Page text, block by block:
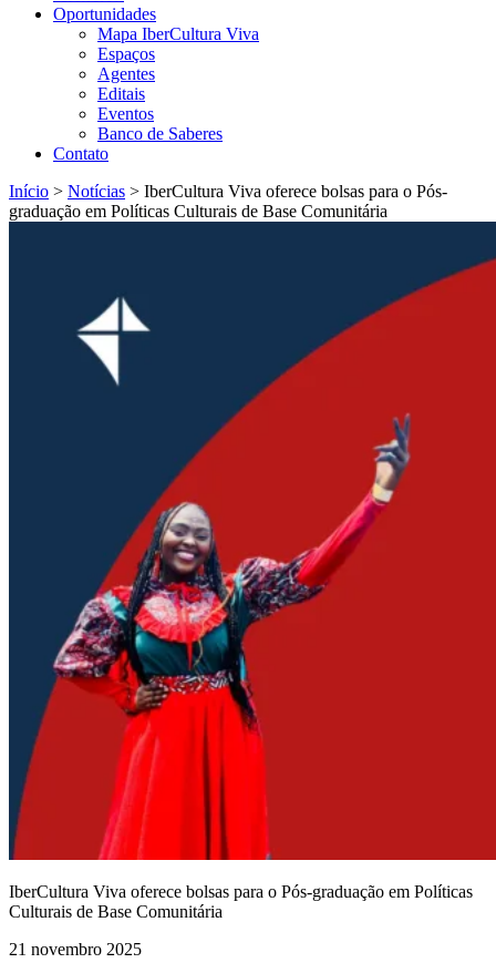
Oportunidades
Mapa IberCultura Viva
Espaços
Agentes
Editais
Eventos
Banco de Saberes
Contato
Início > Notícias > IberCultura Viva oferece bolsas para o Pós-
graduação em Políticas Culturais de Base Comunitária
IberCultura Viva oferece bolsas para o Pós-graduação em Políticas
Culturais de Base Comunitária
21 novembro 2025